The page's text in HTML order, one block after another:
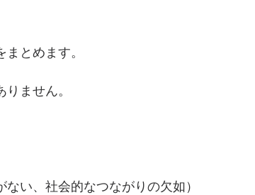
とめます。
ません。
い、社会的なつながりの欠如）